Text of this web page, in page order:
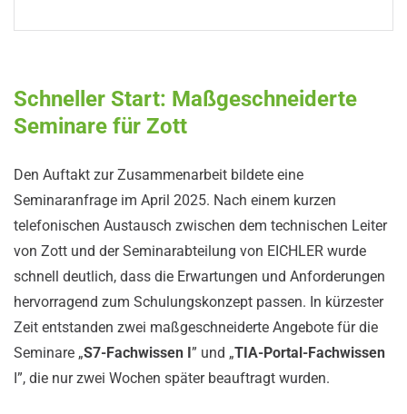
Schneller Start: Maßgeschneiderte
Seminare für Zott
Den Auftakt zur Zusammenarbeit bildete eine
Seminaranfrage im April 2025. Nach einem kurzen
telefonischen Austausch zwischen dem technischen Leiter
von Zott und der Seminarabteilung von EICHLER wurde
schnell deutlich, dass die Erwartungen und Anforderungen
hervorragend zum Schulungskonzept passen. In kürzester
Zeit entstanden zwei maßgeschneiderte Angebote für die
Seminare „S7-Fachwissen I” und „TIA-Portal-Fachwissen
I”, die nur zwei Wochen später beauftragt wurden.